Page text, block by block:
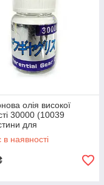
олія високої
30000 (10039
для
моделей
наявності